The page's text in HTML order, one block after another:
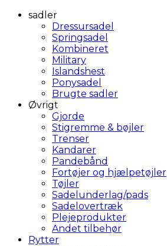
sadler
Dressursadel
Springsadel
Kombineret
Military
Islandshest
Ponysadel
Brugte sadler
Øvrigt
Gjorde
Stigremme & bøjler
Trenser
Kandarer
Pandebånd
Fortøjer og hjælpetøjler
Tøjler
Sadelunderlag/pads
Sadelovertræk
Plejeprodukter
Andet tilbehør
Rytter